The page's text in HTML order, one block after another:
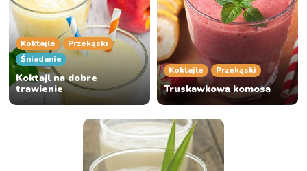
Koktajle
Przekąski
Śniadanie
Koktajl na dobre
trawienie
Koktajle Przekąski
Truskawkowa komosa